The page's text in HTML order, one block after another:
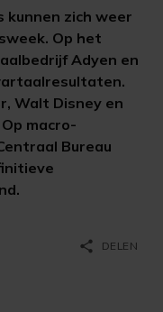
kunnen zich weer
Op het
Adyen en
Walt Disney en
macro-
Bureau
share DELEN